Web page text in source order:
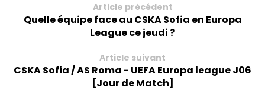
Article précédent
Quelle équipe face au CSKA Sofia en Europa
League ce jeudi ?
Article suivant
CSKA Sofia / AS Roma - UEFA Europa league J06
[Jour de Match]